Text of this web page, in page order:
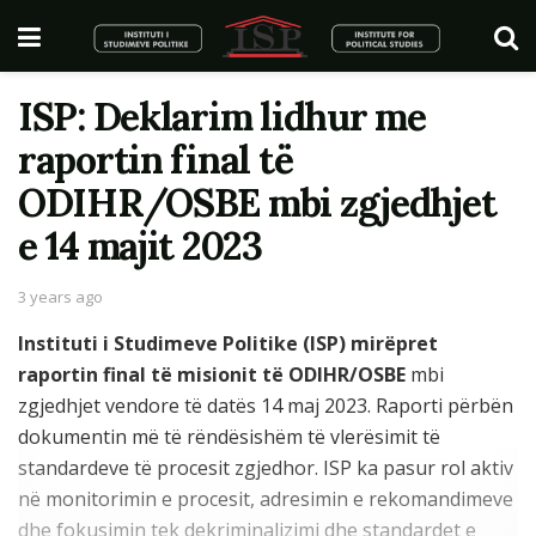
ISP: Deklarim lidhur me
raportin final të
ODIHR/OSBE mbi zgjedhjet
e 14 majit 2023
3 years ago
Instituti i Studimeve Politike (ISP) mirëpret
raportin final të misionit të ODIHR/OSBE mbi
zgjedhjet vendore të datës 14 maj 2023. Raporti përbën
dokumentin më të rëndësishëm të vlerësimit të
standardeve të procesit zgjedhor. ISP ka pasur rol aktiv
në monitorimin e procesit, adresimin e rekomandimeve
dhe fokusimin tek dekriminalizimi dhe standardet e